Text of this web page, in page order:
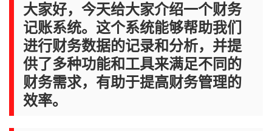
大家好，今天给大家介绍一个财务
记账系统。这个系统能够帮助我们
进行财务数据的记录和分析，并提
供了多种功能和工具来满足不同的
财务需求，有助于提高财务管理的
效率。